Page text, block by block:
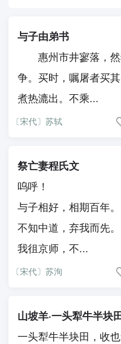
与子由弟书
惠州市井寥落，然
争。买时，嘱屠者买
煮热漉出。不乘...
〔宋代〕苏轼
祭亡妻程氏文
呜呼！
与子相好，相期百年。
不知中道，弃我而先。
我徂京师，不...
〔宋代〕苏洵
山坡羊·一头犁牛半块
一头犁牛半块田，收